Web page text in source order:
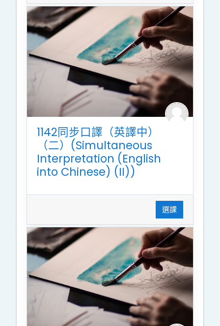
1142同步口譯（英譯中）
（二）(Simultaneous
Interpretation (English
into Chinese) (II))
選課